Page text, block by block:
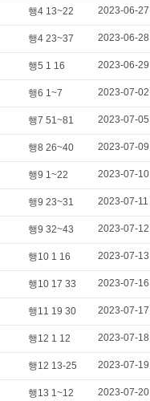
행4 13~22 2023-06-27
행4 23~37 2023-06-28
행5 1 16 2023-06-29
행6 1~7 2023-07-02
행7 51~81 2023-07-05
행8 26~40 2023-07-09
행9 1~22 2023-07-10
행9 23~31 2023-07-11
행9 32~43 2023-07-12
행10 1 16 2023-07-13
행10 17 33 2023-07-16
행11 19 30 2023-07-17
행12 1 12 2023-07-18
행12 13-25 2023-07-19
행13 1~12 2023-07-20